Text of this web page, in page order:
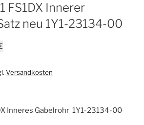
FS1DX Innerer
neu 1Y1-23134-00
ist:
Versandkosten
Inneres Gabelrohr 1Y1-23134-00